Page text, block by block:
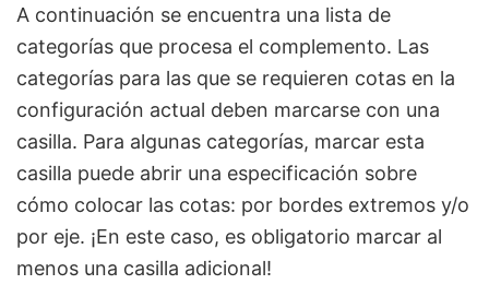
A continuación se encuentra una lista de
categorías que procesa el complemento. Las
categorías para las que se requieren cotas en la
configuración actual deben marcarse con una
casilla. Para algunas categorías, marcar esta
casilla puede abrir una especificación sobre
cómo colocar las cotas: por bordes extremos y/o
por eje. ¡En este caso, es obligatorio marcar al
menos una casilla adicional!